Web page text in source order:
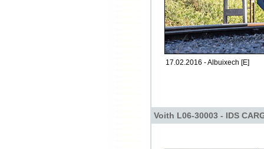
17.02.2016 - Albuixech [E]
Voith L06-30003 - IDS